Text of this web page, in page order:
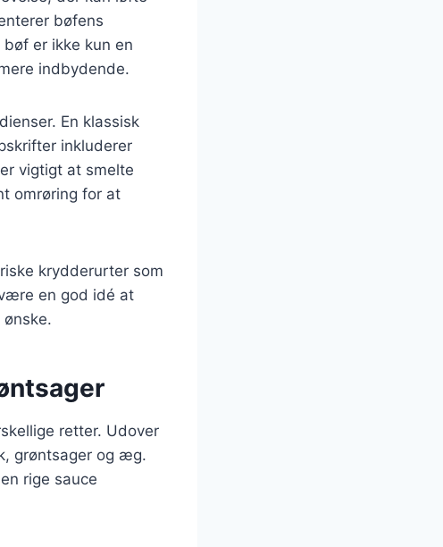
bøfens
er ikke kun en
indbydende.
En klassisk
inkluderer
vigtigt at smelte
omrøring for at
krydderurter som
en god idé at
retter. Udover
grøntsager og æg.
rige sauce